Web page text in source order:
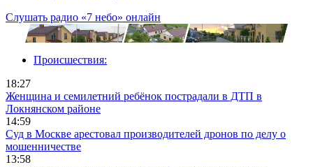
Слушать радио «7 небо» онлайн
Происшествия:
18:27
Женщина и семилетний ребёнок пострадали в ДТП в
Локнянском районе
14:59
Суд в Москве арестовал производителей дронов по делу о
мошенничестве
13:58